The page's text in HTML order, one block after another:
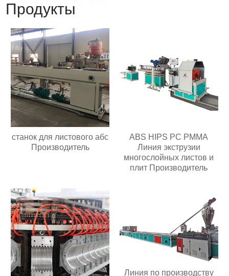
Продукты
станок для листового абс
Производитель
ABS HIPS PC PMMA
Линия экструзии
многослойных листов и
плит Производитель
Линия по производству